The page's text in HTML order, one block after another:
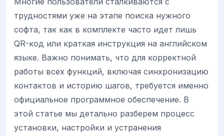
трудностями уже на этапе поиска нужного
софта, так как в комплекте часто идет лишь
QR-код или краткая инструкция на английском
языке. Важно понимать, что для корректной
работы всех функций, включая синхронизацию
контактов и историю шагов, требуется именно
официальное программное обеспечение. В
этой статье мы детально разберем процесс
установки, настройки и устранения